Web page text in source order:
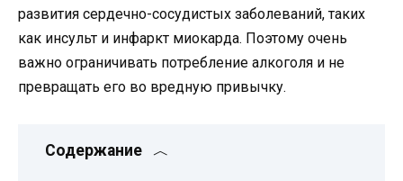
развития сердечно-сосудистых заболеваний, таких
как инсульт и инфаркт миокарда. Поэтому очень
важно ограничивать потребление алкоголя и не
превращать его во вредную привычку.
Содержание